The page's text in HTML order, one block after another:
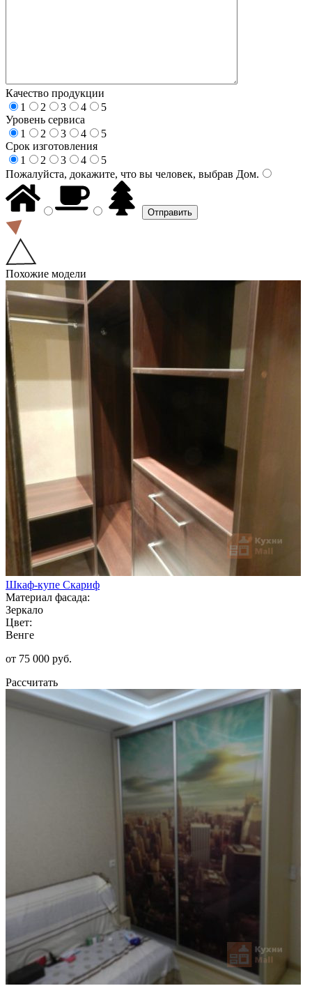
Качество продукции
1
2 3 4
5
Уровень сервиса
1
2 3 4
5
Срок изготовления
1
2 3 4
5
Пожалуйста, докажите, что вы человек, выбрав Дом.
Похожие модели
Шкаф-купе Скариф
Материал фасада:
Зеркало
Цвет:
Венге
от 75 000 руб.
Рассчитать